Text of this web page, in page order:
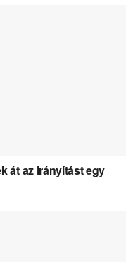
át az irányítást egy